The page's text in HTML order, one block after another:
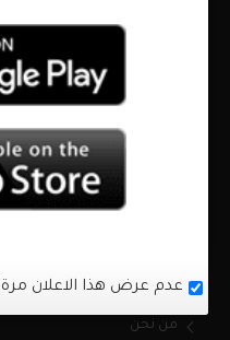
عدم عرض هذا الاعلان مرة
+972597330283
info
قلقيلية - شارع التربية
من نحن ؟
من نحن